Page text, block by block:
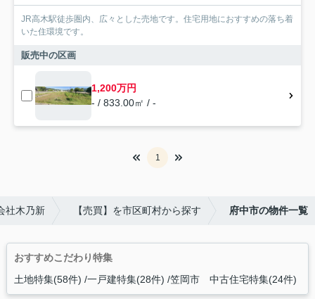
JR高木駅徒歩圏内、広々とした売地です。住宅用地におすすめの落ち着
いた住環境です。
販売中の区画
1,200万円
- / 833.00㎡ / -
1
社木乃新 【売買】を市区町村から探す 府中市の物件一覧
おすすめこだわり特集
土地特集(58件) 一戸建特集(28件) 笠岡市 中古住宅特集(24件)